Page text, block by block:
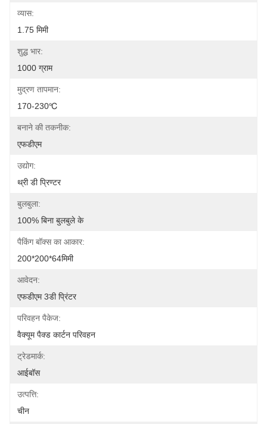
व्यास:
1.75 मिमी
शुद्ध भार:
1000 ग्राम
मुद्रण तापमान:
170-230℃
बनाने की तकनीक:
एफडीएम
उद्योग:
थ्री डी प्रिण्टर
बुलबुला:
100% बिना बुलबुले के
पैकिंग बॉक्स का आकार:
200*200*64मिमी
आवेदन:
एफडीएम 3डी प्रिंटर
परिवहन पैकेज:
वैक्यूम पैक्ड कार्टन परिवहन
ट्रेडमार्क:
आईबॉस
उत्पत्ति:
चीन